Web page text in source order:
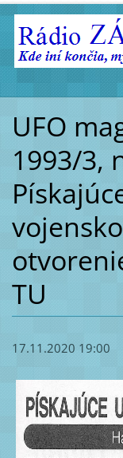
UFO
1993/3,
TU
17.11.2020 19:00